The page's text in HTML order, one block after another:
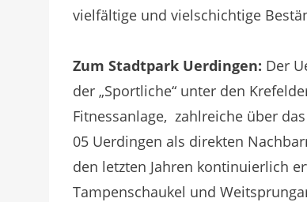
vielfältige und vielschichtige
Zum Stadtpark Uerdingen: Der
der „Sportliche“ unter den
Fitnessanlage, zahlreiche über
05 Uerdingen als direkten
den letzten Jahren kontinuierlich
Tampenschaukel und